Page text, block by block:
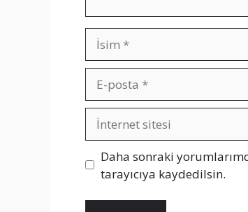
İsim
posta
İnternet
sitesi
Daha sonraki
tarayıcıya kaydedilsin.